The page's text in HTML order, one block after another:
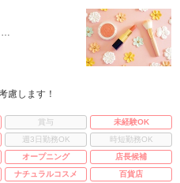
…
します！
賞与
未経験OK
週3日勤務OK
時短勤務OK
オープニング
店長候補
ナチュラルコスメ 百貨店